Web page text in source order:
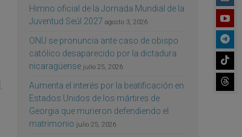
Himno oficial de la Jornada Mundial de la
Juventud Seúl 2027 agosto 3, 2026
ONU se pronuncia ante caso de obispo
católico desaparecido por la dictadura
nicaragüense julio 25, 2026
Aumenta el interés por la beatificación en
Estados Unidos de los mártires de
Georgia que murieron defendiendo el
matrimonio julio 25, 2026